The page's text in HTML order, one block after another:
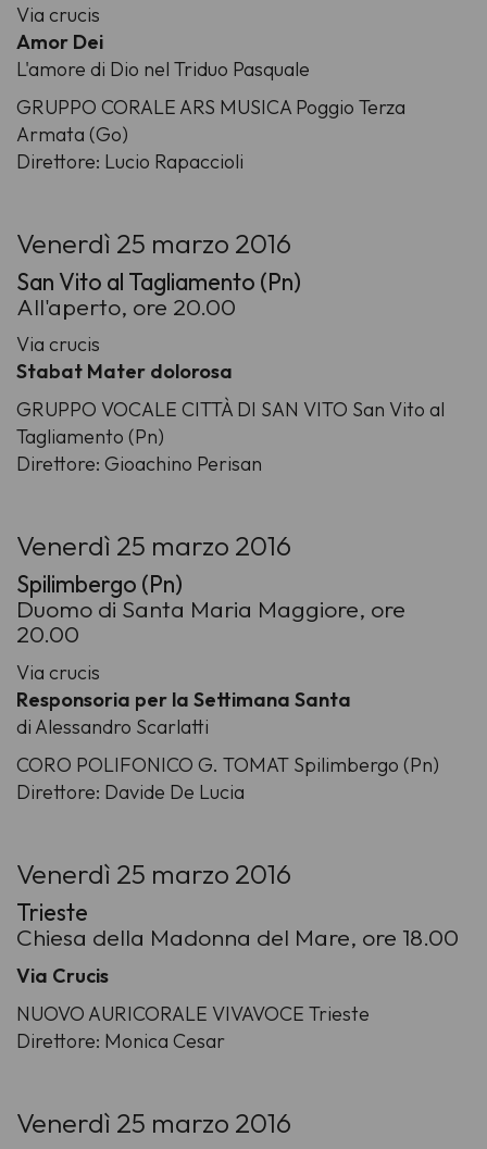
Via crucis
Amor Dei
L'amore di Dio nel Triduo Pasquale
GRUPPO CORALE ARS MUSICA Poggio Terza
Armata (Go)
Direttore: Lucio Rapaccioli
Venerdì 25 marzo 2016
San Vito al Tagliamento (Pn)
All'aperto, ore 20.00
Via crucis
Stabat Mater dolorosa
GRUPPO VOCALE CITTÀ DI SAN VITO San Vito al
Tagliamento (Pn)
Direttore: Gioachino Perisan
Venerdì 25 marzo 2016
Spilimbergo (Pn)
Duomo di Santa Maria Maggiore, ore
20.00
Via crucis
Responsoria per la Settimana Santa
di Alessandro Scarlatti
CORO POLIFONICO G. TOMAT Spilimbergo (Pn)
Direttore: Davide De Lucia
Venerdì 25 marzo 2016
Trieste
Chiesa della Madonna del Mare, ore 18.00
Via Crucis
NUOVO AURICORALE VIVAVOCE Trieste
Direttore: Monica Cesar
Venerdì 25 marzo 2016